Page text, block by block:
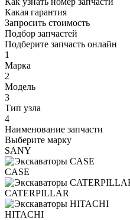
Какая гарантия
Запросить стоимость
Подбор запчастей
Подберите запчасть онлайн
1
Марка
2
Модель
3
Тип узла
4
Наименование запчасти
Выберите марку
SANY
CASE
CATERPILLAR
HITACHI